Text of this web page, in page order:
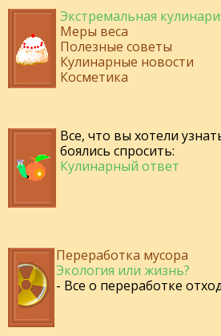
Экстремальная
Меры веса
Полезные советы
Кулинарные новости
Косметика
Все, что вы хотели
боялись спросить:
Кулинарный ответ
Переработка мусора
Экология или жизнь?
- Все о переработке